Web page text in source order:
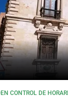
CONTROL DE